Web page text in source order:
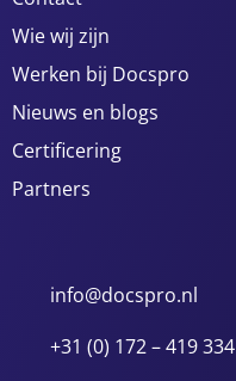
Wie wij zijn
Werken bij Docspro
Nieuws en blogs
Certificering
Partners
info@docspro.nl
+31 (0) 172 – 419 334